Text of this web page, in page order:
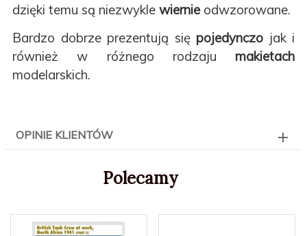
dzięki temu są niezwykle wiernieodwzorowane.
Bardzo dobrze prezentują się pojedynczo jak i
również w różnego rodzaju makietach
modelarskich.
OPINIE KLIENTÓW
Polecamy